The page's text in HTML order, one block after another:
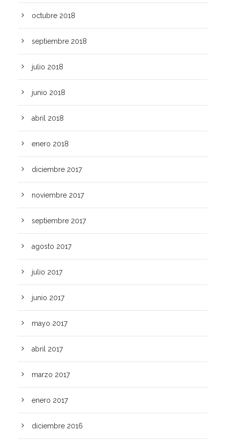
octubre 2018
septiembre 2018
julio 2018
junio 2018
abril 2018
enero 2018
diciembre 2017
noviembre 2017
septiembre 2017
agosto 2017
julio 2017
junio 2017
mayo 2017
abril 2017
marzo 2017
enero 2017
diciembre 2016